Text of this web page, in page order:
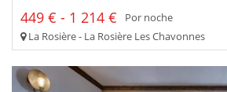
449 € - 1 214 €
Por noche
La Rosière - La Rosière Les Chavonnes